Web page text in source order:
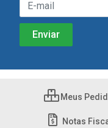
Meus
Notas